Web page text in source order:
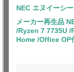
NEC エヌイーシー
メーカー再生品
/Ryzen 7 7735U /
Home /Office OP